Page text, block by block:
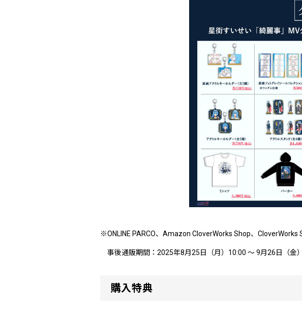
※ONLINE PARCO、Amazon CloverWorks Shop、CloverWorks
事後通販期間：2025年8月25日（月）10:00 ～ 9月26日（金
購入特典